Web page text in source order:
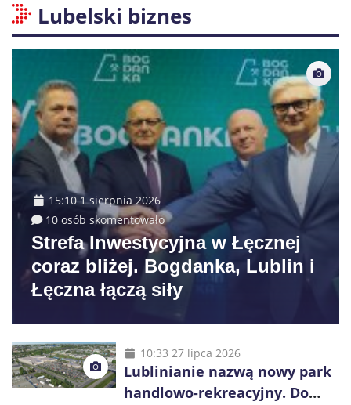
Lubelski biznes
15:10 1 sierpnia 2026
10 osób skomentowało
Strefa Inwestycyjna w Łęcznej
coraz bliżej. Bogdanka, Lublin i
Łęczna łączą siły
10:33 27 lipca 2026
Lublinianie nazwą nowy park
handlowo-rekreacyjny. Do